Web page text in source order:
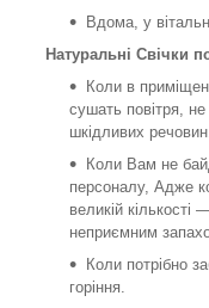
Вдома, у
Натуральні Свічки
Коли в
сушать повітря,
шкідливих речовин.
Коли Вам не
персоналу, Адже
великій кількості
неприємним
Коли потрібно
горіння.